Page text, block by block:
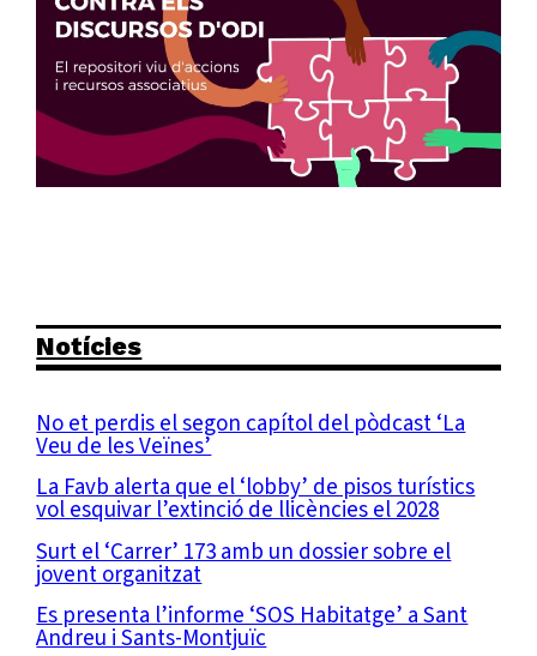
Notícies
No et perdis el segon capítol del pòdcast ‘La
Veu de les Veïnes’
La Favb alerta que el ‘lobby’ de pisos turístics
vol esquivar l’extinció de llicències el 2028
Surt el ‘Carrer’ 173 amb un dossier sobre el
jovent organitzat
Es presenta l’informe ‘SOS Habitatge’ a Sant
Andreu i Sants-Montjuïc